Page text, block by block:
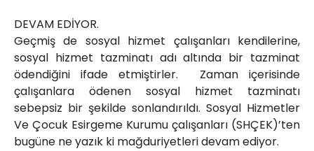
DEVAM EDİYOR.
Geçmiş de sosyal hizmet çalışanları kendilerine,
sosyal hizmet tazminatı adı altında bir tazminat
ödendiğini ifade etmiştirler. Zaman içerisinde
çalışanlara ödenen sosyal hizmet tazminatı
sebepsiz bir şekilde sonlandırıldı. Sosyal Hizmetler
Ve Çocuk Esirgeme Kurumu çalışanları (SHÇEK)’ten
bugüne ne yazık ki mağduriyetleri devam ediyor.